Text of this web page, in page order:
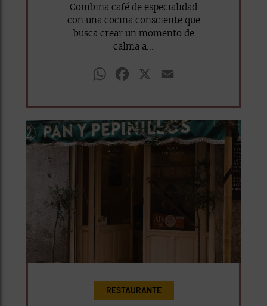
Combina café de especialidad
con una cocina consciente que
busca crear un momento de
calma a...
WhatsAppFacebook
RESTAURANTE